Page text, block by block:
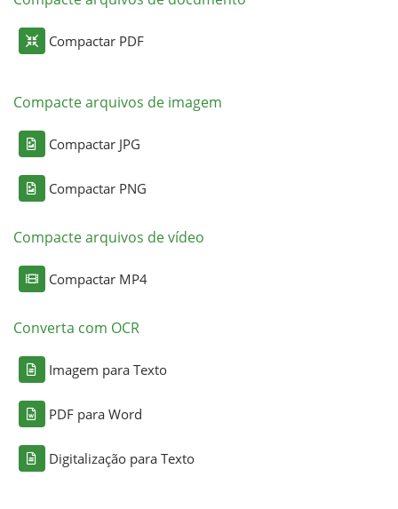
Compactar PDF
Compacte arquivos de imagem
Compactar JPG
Compactar PNG
Compacte arquivos de vídeo
Compactar MP4
Converta com OCR
Imagem para Texto
PDF para Word
Digitalização para Texto